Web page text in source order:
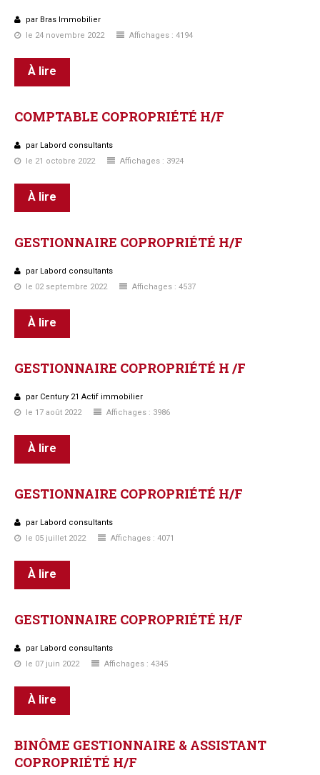
par Bras Immobilier
le 24 novembre 2022
Affichages : 4194
À lire
COMPTABLE COPROPRIÉTÉ H/F
par Labord consultants
le 21 octobre 2022
Affichages : 3924
À lire
GESTIONNAIRE COPROPRIÉTÉ H/F
par Labord consultants
le 02 septembre 2022
Affichages : 4537
À lire
GESTIONNAIRE COPROPRIÉTÉ H /F
par Century 21 Actif immobilier
le 17 août 2022
Affichages : 3986
À lire
GESTIONNAIRE COPROPRIÉTÉ H/F
par Labord consultants
le 05 juillet 2022
Affichages : 4071
À lire
GESTIONNAIRE COPROPRIÉTÉ H/F
par Labord consultants
le 07 juin 2022
Affichages : 4345
À lire
BINÔME GESTIONNAIRE & ASSISTANT
COPROPRIÉTÉ H/F